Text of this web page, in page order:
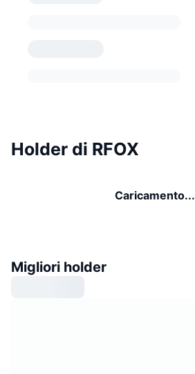
Holder di RFOX
Caricamento...
Migliori holder